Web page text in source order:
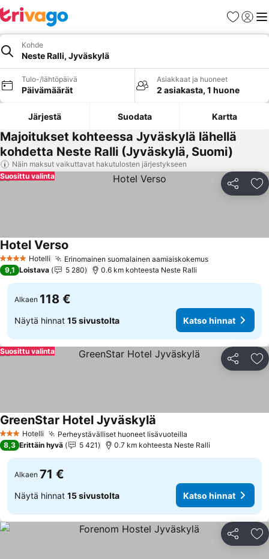
Suosikit
Kohde
Neste Ralli, Jyväskylä
Tulo-/lähtöpäivä
Päivämäärät
Asiakkaat ja huoneet
2 asiakasta, 1 huone
Järjestä Suodata Kartta
Majoitukset kohteessa Jyväskylä lähellä
kohdetta Neste Ralli (Jyväskylä, Suomi)
Näin maksut vaikuttavat hakutulosten järjestykseen
Jaa
Suosittu valinta
4 Tähtiluokitus
Hotelli Erinomainen suomalainen aamiaiskokemusKatso hinnat
Hotel Verso
9,1 Loistava 5 280 0.6 km kohteesta Neste Ralli
Alkaen 118 €
Näytä hinnat 15 sivustolta Katso hinnat
Jaa
Suosittu valinta
3 Tähtiluokitus
Hotelli Perheystävälliset huoneet lisävuoteilla
GreenStar Hotel Jyväskylä
8,3 Erittäin hyvä 5 421 0.7 km kohteesta Neste Ralli
Alkaen 71 €
Näytä hinnat 15 sivustolta Katso hinnat
Jaa